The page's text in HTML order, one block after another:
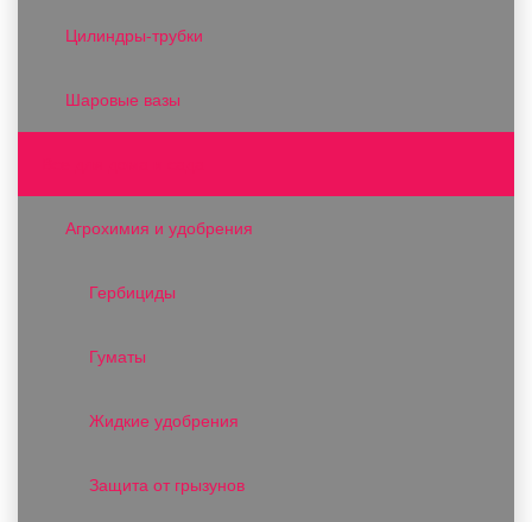
Цилиндры-трубки
Шаровые вазы
Агрохимия и удобрения
Гербициды
Гуматы
Жидкие удобрения
Защита от грызунов